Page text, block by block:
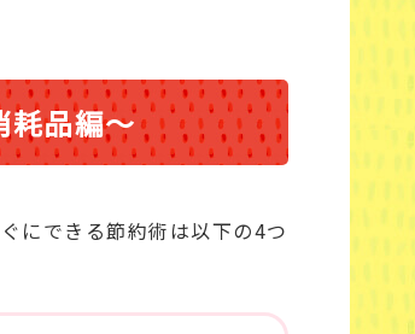
耗品編～
にできる節約術は以下の4つ